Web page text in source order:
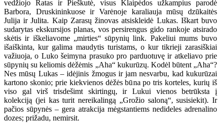
vedžiojo Ratas ir Pieškutė, visus Klaipėdos užkampius parodė
Barbora, Druskininkuose ir Varėnoje karaliauja mūsų dzūkaitės
Julija ir Julita. Kaip Zarasų žinovas atsiskleidė Lukas. Iškart buvo
sudarytas ekskursijos planas, vos persirengus gido rankoje atsirado
skėtis ir iškeliavome „mirties“ sūpynių link. Pakeliui mums buvo
išaiškinta, kur galima maudytis turistams, o kur tikrieji zarasiškiai
važiuoja, o Luko šeimyna prasuko pro parduotuvę ir atkeliavo prie
sūpynių su keliomis dėžėmis „Aha“ kukurūzų. Kodėl būtent „Aha“?
Nes mūsų Lukas – idėjinis žmogus ir jam nesvarbu, kad kukurūzai
kartono skonio; prie kiekvienos dėžės būna po tris korteles, kurių iš
viso gal virš trisdešimt skirtingų, ir Lukui vienos betrūksta į
kolekciją (jei kas turit nereikalingą „Grožio saloną“, susisiekit). Ir
pačios sūpynės – gera atrakcija mėgstantiems nedideles adrenalino
dozes; prižadu, nemirsit.